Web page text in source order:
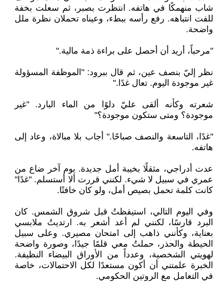
شاب منهمكًا في هاتفه. انتظرت بصبر، ثم سعلت بخفة
للفت انتباهه. رفع رأسه ببطء، وعيناه تحملان نظرة ملل
واضحة.
‏"مرحباً، أريد أن أحصل على براءة ذمة مالية."
‏نظر إليّ بنصف عين، ثم قال ببرود: "الموظفة المسؤولة
غير موجودة اليوم. تعال غدًا."
‏شعرته وكأنه ألقى عليّ دلوًا من الماء البارد. "غير
موجودة؟ ومتى ستكون موجودة؟"
‏"غدًا، التاسعة والنصف صباحًا." أجاب بلا مبالاة، وعاد إلى
هاتفه.
‏عدت أدراجي، مثقلًا بخيبة أمل جديدة. يوم آخر ضاع من
عمري في سبيل لا شيء. لكنني قررت ألا أستسلم. "غدًا"
كانت كلمة تحمل بصيص أمل، ولو كان خافتًا.
‏وفي اليوم التالي، استيقظتُ قبل شروق الشمس. كان
البرد قارسًا، لكنني لم أعد أشعر به. ارتديتُ ملابسي
بعناية، وكأنني ذاهب إلى امتحان مصيري. وعلى سبيل
الحيطة والحذر، حملتُ معي قلمًا جيدًا، وصورة واضحة
لهويتي الشخصية، وعدداً من الأوراق البيضاء النظيفة.
الخبرة علمتني أن أكون مستعدًا لكل الاحتمالات، خاصة
في التعامل مع الروتين الحكومي.